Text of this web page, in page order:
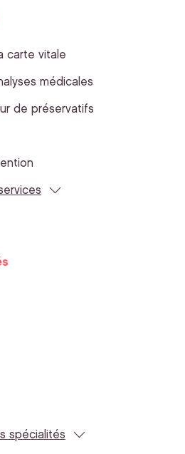
carte vitale
médicales
de préservatifs
spécialités